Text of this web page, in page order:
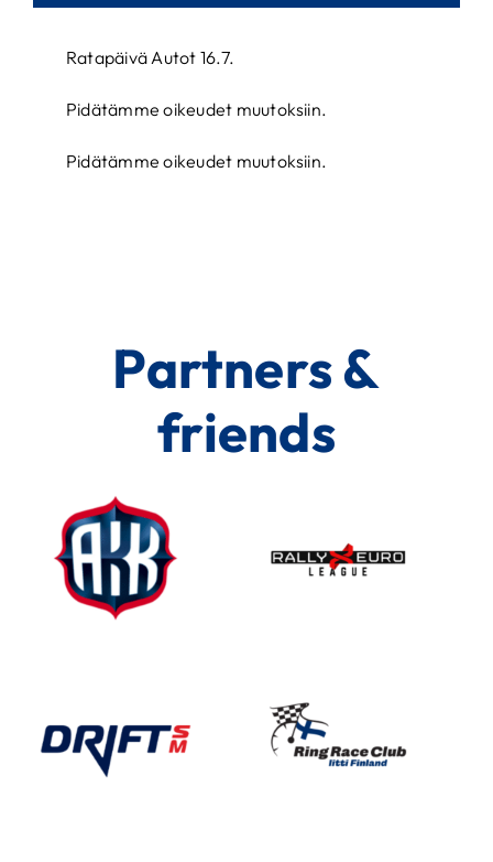
Ratapäivä Autot 16.7.
Pidätämme oikeudet muutoksiin.
Pidätämme oikeudet muutoksiin.
Partners &
friends